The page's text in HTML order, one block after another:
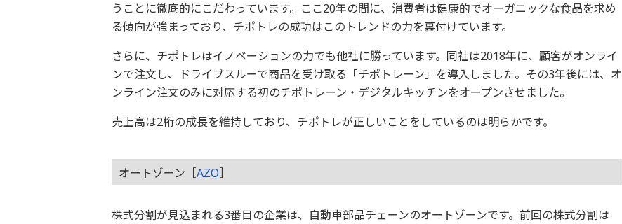
うことに徹底的にこだわっています。ここ20年の間に、消費者は健康的でオーガニックな食品を求め
る傾向が強まっており、チポトレの成功はこのトレンドの力を裏付けています。
さらに、チポトレはイノベーションの力でも他社に勝っています。同社は2018年に、顧客がオンライ
ンで注文し、ドライブスルーで商品を受け取る「チポトレーン」を導入しました。その3年後には、オ
ンライン注文のみに対応する初のチポトレーン・デジタルキッチンをオープンさせました。
売上高は2桁の成長を維持しており、チポトレが正しいことをしているのは明らかです。
オートゾーン［AZO］
株式分割が見込まれる3番目の企業は、自動車部品チェーンのオートゾーンです。前回の株式分割は